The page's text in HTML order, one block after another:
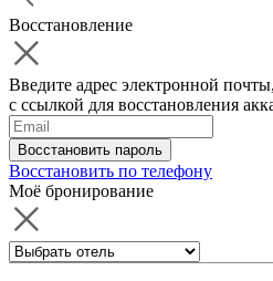
Восстановление
Введите адрес электронной
с ссылкой для восстановления
Восстановить пароль
Восстановить по телефону
Моё бронирование